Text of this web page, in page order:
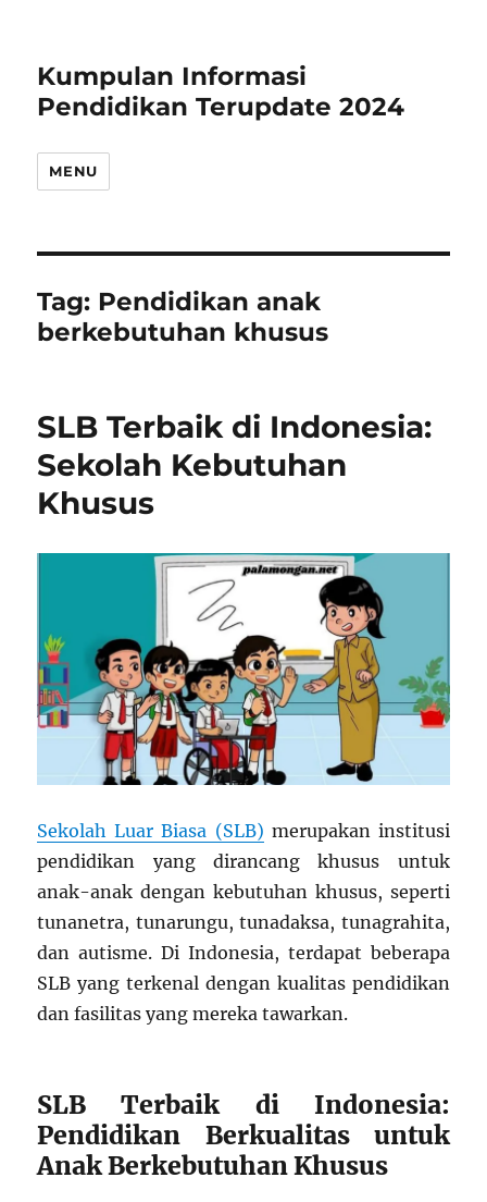
Kumpulan Informasi
Pendidikan Terupdate 2024
MENU
Tag: Pendidikan anak
berkebutuhan khusus
SLB Terbaik di Indonesia:
Sekolah Kebutuhan
Khusus
Sekolah Luar Biasa (SLB) merupakan institusi
pendidikan yang dirancang khusus untuk
anak-anak dengan kebutuhan khusus, seperti
tunanetra, tunarungu, tunadaksa, tunagrahita,
dan autisme. Di Indonesia, terdapat beberapa
SLB yang terkenal dengan kualitas pendidikan
dan fasilitas yang mereka tawarkan.
SLB Terbaik di Indonesia:
Pendidikan Berkualitas untuk
Anak Berkebutuhan Khusus